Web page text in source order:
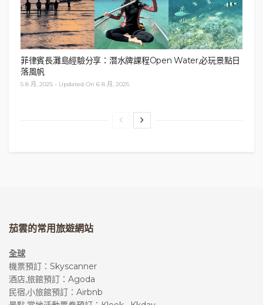
菲律賓長灘島經驗分享：潛水牌課程Open Water,必玩景點日
落風帆
5 8 月, 2025 - Updated On 6 8 月, 2025
茄雲的常用旅遊網站
全球
機票預訂： Skyscanner
酒店,旅館預訂： Agoda
民宿,小旅館預訂： Airbnb